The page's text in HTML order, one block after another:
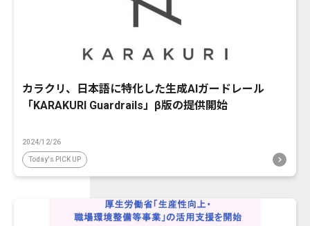
カラクリ、日本語に特化した生成AIガードレール
「KARAKURI Guardrails」β版の提供開始
2024/12/26
Today's PICK UP